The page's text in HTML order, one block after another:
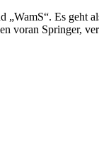
„WamS“. Es geht
voran Springer,